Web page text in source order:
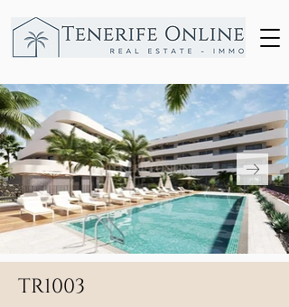
TR1003